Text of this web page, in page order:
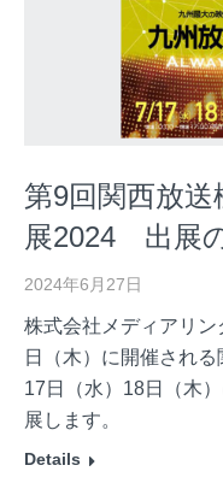
第9回関西放
展2024 出展
2024年6月27日
株式会社メディアリ
日（木）に開催され
17日（水）18日（木
展します。
Details